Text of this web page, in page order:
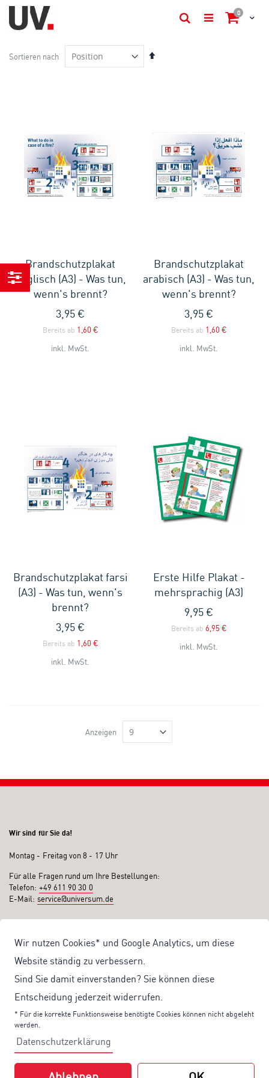
Wir nutzen Cookies* und Google Analytics, um diese
Website ständig zu verbessern.
Sind Sie damit einverstanden? Sie können diese
Entscheidung jederzeit widerrufen.
* Für die korrekte Funktionsweise benötigte Cookies können nicht abgeleht
werden.
Datenschutzerklärung
Cart
0items
Suche
Sortieren nach
In
Brandschutzplakat
englisch (A3) - Was tun,
wenn's brennt?
3,95 €
Bereits ab 1,60 €
inkl. MwSt.
Brandschutzplakat
arabisch (A3) - Was tun,
wenn's brennt?
3,95 €
Bereits ab 1,60 €
inkl. MwSt.
Brandschutzplakat farsi
(A3) - Was tun, wenn's
brennt?
3,95 €
Bereits ab 1,60 €
inkl. MwSt.
Erste Hilfe Plakat -
mehrsprachig (A3)
9,95 €
Bereits ab 6,95 €
inkl. MwSt.
Anzeigen
Einkaufen
Wir sind für Sie da!
Montag - Freitag von 8 - 17 Uhr
Für alle Fragen rund um Ihre Bestellungen:
Telefon: +49 611 90 30 0
E-Mail: service@universum.de
Kostenloser Versand ab 50€ Bestellwert
Sicher Einkaufen: Rechnung, PayPal
Produktentwicklung von eigener Fachredaktion
Sonderaktionen & Preisvorteile
Aktuelle News zu unseren Shop-Angeboten
Mit unserem Newsletter UV-Report informieren wir Sie regelmäßig über
aktuelle Angebote und neue Produkte: